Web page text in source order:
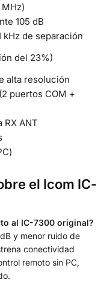
105 dB
kHz de separación
del 23%)
alta resolución
puertos COM +
RX ANT
el Icom IC-
al IC-7300 original?
y menor ruido de
conectividad
remoto sin PC,